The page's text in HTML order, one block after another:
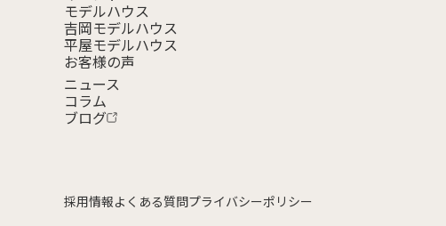
モデルハウス
吉岡モデルハウス
平屋モデルハウス
お客様の声
ニュース
コラム
ブログ
採用情報よくある質問プライバシーポリシー